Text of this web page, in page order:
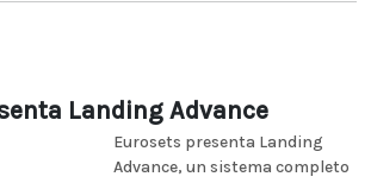
Landing Advance
Eurosets presenta Landing
Advance, un sistema completo